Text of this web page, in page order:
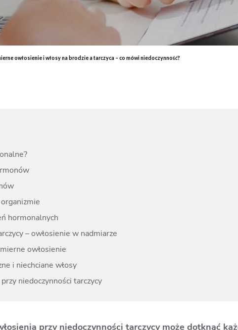
Elektrostymulacja mięśni - efekty, które przekonają Cię do
Endermologia – przeciwwskazania, o których warto wiedzieć
Laser aleksandrytowy czy diodowy? Porównanie
owłosienie i włosy na brodzie a tarczyca – co mówi niedoczynność?
hormonalnych
– owłosienie w nadmiarze
owłosienie
i niechciane włosy
niedoczynności tarczycy
przy niedoczynności tarczycy może dotknąć